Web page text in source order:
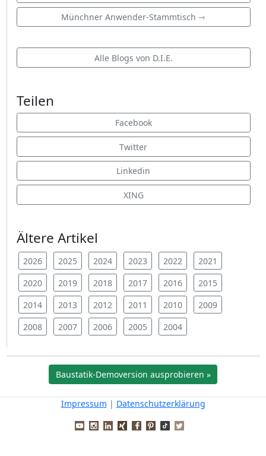
Münchner Anwender-Stammtisch ⇾
Alle Blogs von D.I.E.
Teilen
Facebook
Twitter
Linkedin
XING
Ältere Artikel
2026 2025 2024 2023 2022
2021
2020
2019 2018 2017 2016
2015
2014
2013 2012 2011 2010
2009
2008
2007 2006 2005 2004
Baustatik-Demoversion ausprobieren »
Impressum | Datenschutzerklärung